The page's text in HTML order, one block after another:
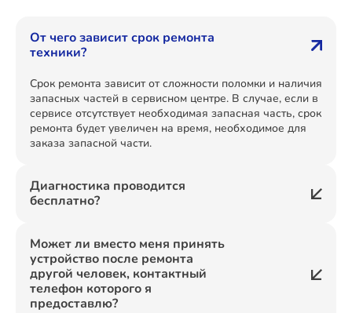
От чего зависит срок ремонта
техники?
Срок ремонта зависит от сложности поломки и наличия
запасных частей в сервисном центре. В случае, если в
сервисе отсутствует необходимая запасная часть, срок
ремонта будет увеличен на время, необходимое для
заказа запасной части.
Диагностика проводится
бесплатно?
Может ли вместо меня принять
устройство после ремонта
другой человек, контактный
телефон которого я
предоставлю?